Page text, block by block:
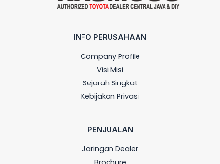
INFO PERUSAHAAN
Company Profile
Visi Misi
Sejarah Singkat
Kebijakan Privasi
PENJUALAN
Jaringan Dealer
Brochure